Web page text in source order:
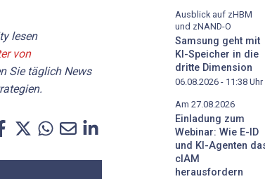
lesen
von
Sie täglich News
Ausblick auf zHBM
und zNAND-O
Samsung geht mit
KI-Speicher in die
dritte Dimension
06.08.2026 - 11:38 Uhr
Am 27.08.2026
Einladung zum
Webinar: Wie E-ID
und KI-Agenten
cIAM
herausfordern